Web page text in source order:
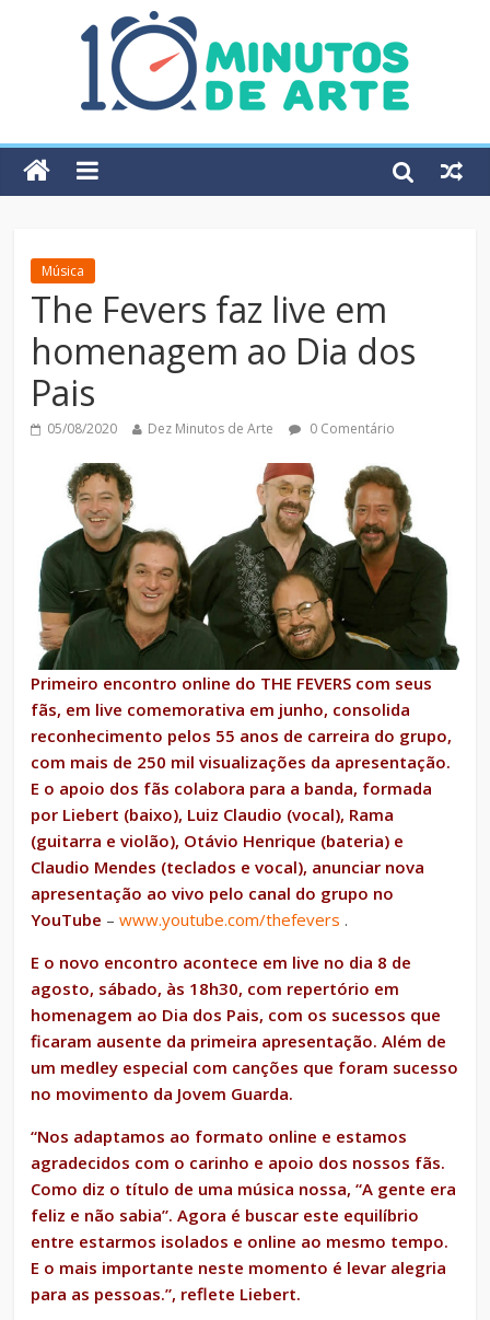
Música
The Fevers faz live em
homenagem ao Dia dos
Pais
05/08/2020 Dez Minutos de Arte 0 Comentário
Primeiro encontro online do THE FEVERS com seus
fãs, em live comemorativa em junho, consolida
reconhecimento pelos 55 anos de carreira do grupo,
com mais de 250 mil visualizações da apresentação.
E o apoio dos fãs colabora para a banda, formada
por Liebert (baixo), Luiz Claudio (vocal), Rama
(guitarra e violão), Otávio Henrique (bateria) e
Claudio Mendes (teclados e vocal), anunciar nova
apresentação ao vivo pelo canal do grupo no
YouTube –www.youtube.com/thefevers .
E o novo encontro acontece em live no dia 8 de
agosto, sábado, às 18h30, com repertório em
homenagem ao Dia dos Pais, com os sucessos que
ficaram ausente da primeira apresentação. Além de
um medley especial com canções que foram sucesso
no movimento da Jovem Guarda.
“Nos adaptamos ao formato online e estamos
agradecidos com o carinho e apoio dos nossos fãs.
Como diz o título de uma música nossa, “A gente era
feliz e não sabia”. Agora é buscar este equilíbrio
entre estarmos isolados e online ao mesmo tempo.
E o mais importante neste momento é levar alegria
para as pessoas.”, reflete Liebert.